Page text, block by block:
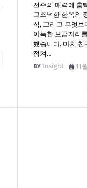
전주의 매력에 흠
고즈넉한 한옥의
식, 그리고 무엇보
아늑한 보금자리
했습니다. 마치 친
정겨…
Insight
11